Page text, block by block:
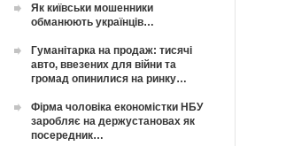
Як київськи мошенники
обманюють українців…
Гуманітарка на продаж: тисячі
авто, ввезених для війни та
громад опинилися на ринку…
Фірма чоловіка економістки НБУ
заробляє на держустановах як
посередник…